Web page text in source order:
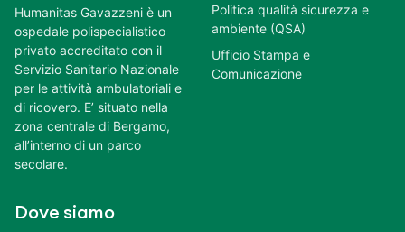
Humanitas Gavazzeni è un
ospedale polispecialistico
privato accreditato con il
Servizio Sanitario Nazionale
per le attività ambulatoriali e
di ricovero. E’ situato nella
zona centrale di Bergamo,
all’interno di un parco
secolare.
Dove siamo
Politica qualità sicurezza e
ambiente (QSA)
Ufficio Stampa e
Comunicazione